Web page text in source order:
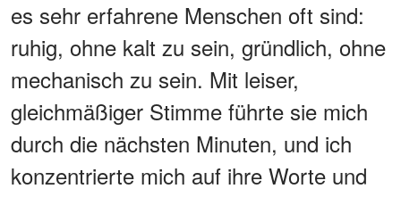
es sehr erfahrene Menschen oft sind:
ruhig, ohne kalt zu sein, gründlich, ohne
mechanisch zu sein. Mit leiser,
gleichmäßiger Stimme führte sie mich
durch die nächsten Minuten, und ich
konzentrierte mich auf ihre Worte und